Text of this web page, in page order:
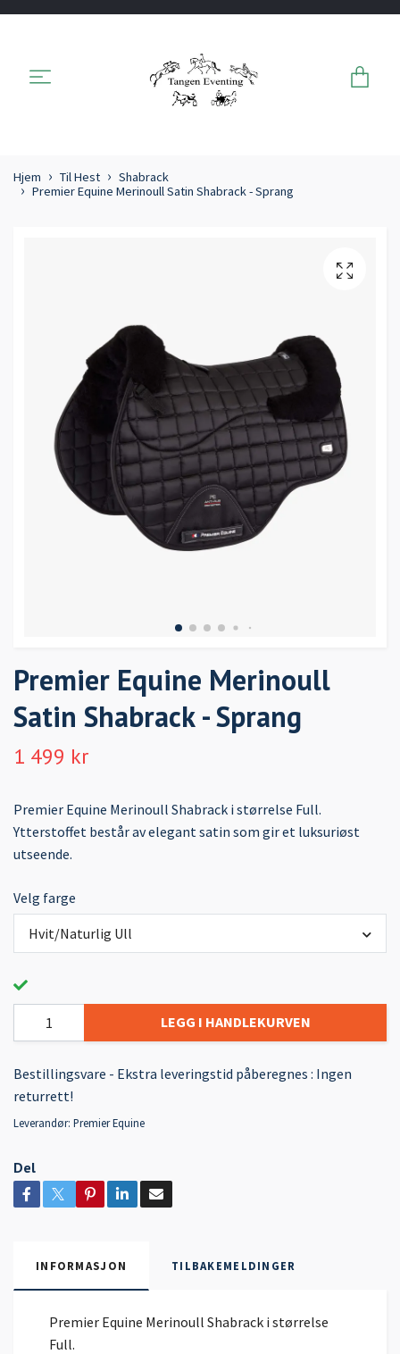
Hjem Til Hest
Shabrack
Premier Equine Merinoull Satin Shabrack - Sprang
Premier Equine Merinoull
Satin Shabrack - Sprang
1 499 kr
Premier Equine Merinoull Shabrack i størrelse Full.
Ytterstoffet består av elegant satin som gir et luksuriøst
utseende.
Velg farge
Hvit/Naturlig Ull
LEGG I HANDLEKURVEN
Bestillingsvare - Ekstra leveringstid påberegnes : Ingen
returrett!
Leverandør: Premier Equine
Del
INFORMASJON TILBAKEMELDINGER
Premier Equine Merinoull Shabrack i størrelse
Full.